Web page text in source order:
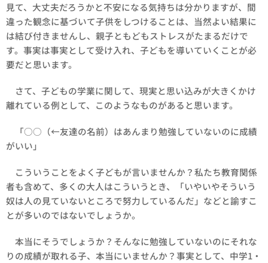
見て、大丈夫だろうかと不安になる気持ちは分かりますが、間
違った観念に基づいて子供をしつけることは、当然よい結果に
は結び付きませんし、親子ともどもストレスがたまるだけで
す。事実は事実として受け入れ、子どもを導いていくことが必
要だと思います。
さて、子どもの学業に関して、現実と思い込みが大きくかけ
離れている例として、このようなものがあると思います。
「○○（←友達の名前）はあんまり勉強していないのに成績
がいい」
こういうことをよく子どもが言いませんか？私たち教育関係
者も含めて、多くの大人はこういうとき、「いやいやそういう
奴は人の見ていないところで努力しているんだ」などと諭すこ
とが多いのではないでしょうか。
本当にそうでしょうか？そんなに勉強していないのにそれな
りの成績が取れる子、本当にいませんか？事実として、中学1・